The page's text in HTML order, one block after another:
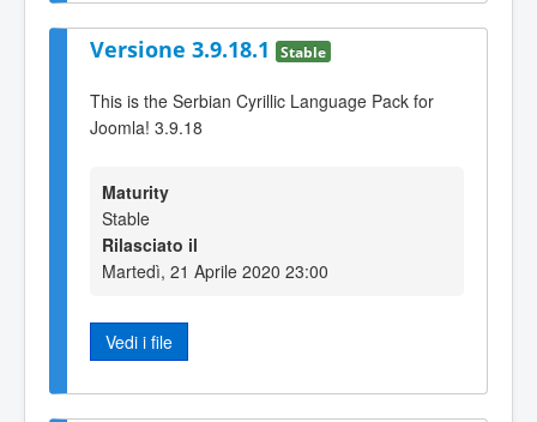
Versione 3.9.18.1 Stable
This is the Serbian Cyrillic Language Pack for
Joomla! 3.9.18
Maturity
Stable
Rilasciato il
Martedì, 21 Aprile 2020 23:00
Vedi i file